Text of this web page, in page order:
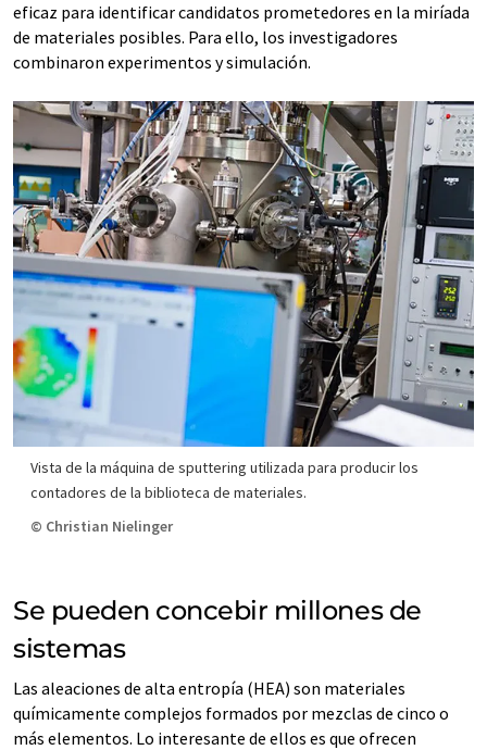
eficaz para identificar candidatos prometedores en la miríada
de materiales posibles. Para ello, los investigadores
combinaron experimentos y simulación.
Vista de la máquina de sputtering utilizada para producir los
contadores de la biblioteca de materiales.
© Christian Nielinger
Se pueden concebir millones de
sistemas
Las aleaciones de alta entropía (HEA) son materiales
químicamente complejos formados por mezclas de cinco o
más elementos. Lo interesante de ellos es que ofrecen